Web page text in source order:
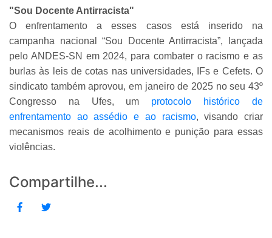
"Sou Docente Antirracista"
O enfrentamento a esses casos está inserido na
campanha nacional “Sou Docente Antirracista”, lançada
pelo ANDES-SN em 2024, para combater o racismo e as
burlas às leis de cotas nas universidades, IFs e Cefets. O
sindicato também aprovou, em janeiro de 2025 no seu 43º
Congresso na Ufes, um protocolo histórico de
enfrentamento ao assédio e ao racismo, visando criar
mecanismos reais de acolhimento e punição para essas
violências.
Compartilhe...